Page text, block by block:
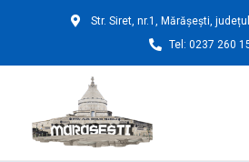
Str. Siret, nr.1, Mărășești,
Tel: 0237 260